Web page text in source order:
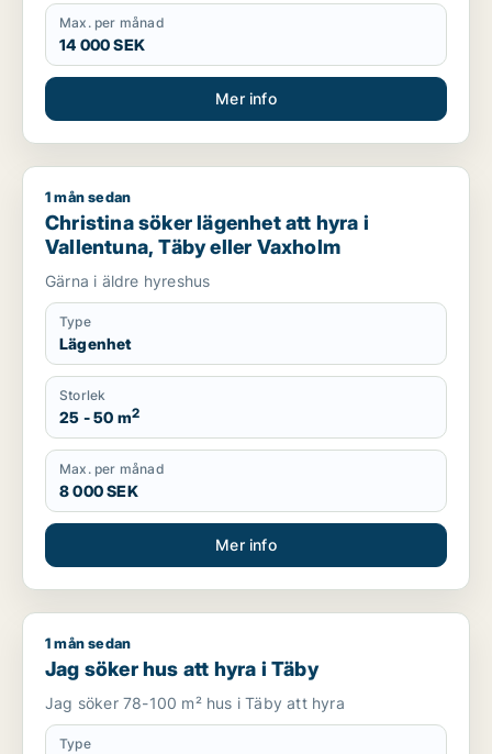
Max. per månad
14 000 SEK
Mer info
Christina söker lägenhet att hyra i Vallentuna, Täby eller
1 mån sedan
Christina söker lägenhet att hyra i
Vallentuna, Täby eller Vaxholm
Gärna i äldre hyreshus
Type
Lägenhet
Storlek
25 - 50 m2
Max. per månad
8 000 SEK
Mer info
Jag söker hus att hyra i Täby
1 mån sedan
Jag söker hus att hyra i Täby
Jag söker 78-100 m² hus i Täby att hyra
Type